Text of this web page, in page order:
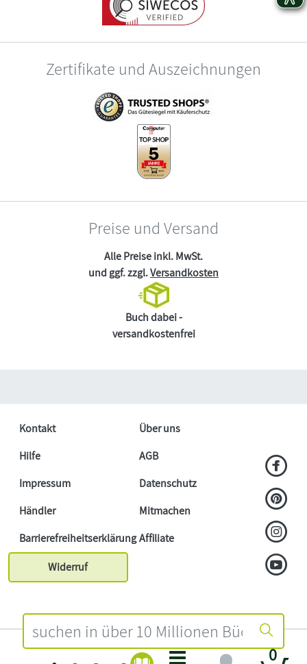
0
Zertifikate und Auszeichnungen
Preise und Versand
Alle Preise inkl. MwSt.
und ggf. zzgl.Versandkosten
Buch dabei -
versandkostenfrei
Kontakt
Über uns
Hilfe
AGB
Impressum
Datenschutz
Händler
Mitmachen
BarrierefreiheitserklärungAffiliate
Widerruf